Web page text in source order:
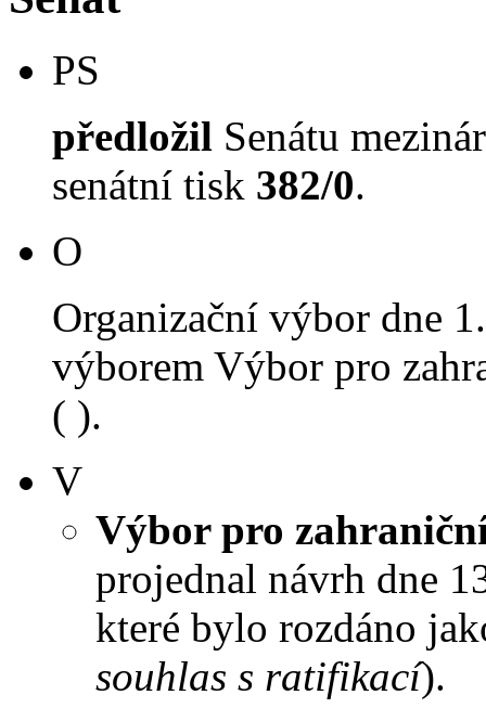
PS
předložil Senátu
senátní tisk 382/0.
O
Organizační výbor dne
výborem Výbor pro
( ).
V
Výbor pro
projednal návrh dne
které bylo rozdáno
souhlas s ratifikací).